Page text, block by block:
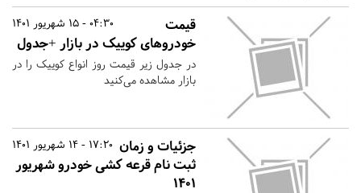
04:30 - 15 شهریور 1401
قیمت
خودروهای کوییک در بازار +جدول
در جدول زیر قیمت روز انواع کوییک را در
بازار مشاهده می‌کنید
17:20 - 14 شهریور 1401 جزئیات و زمان
ثبت نام قرعه کشی خودرو شهریور
۱۴۰۱